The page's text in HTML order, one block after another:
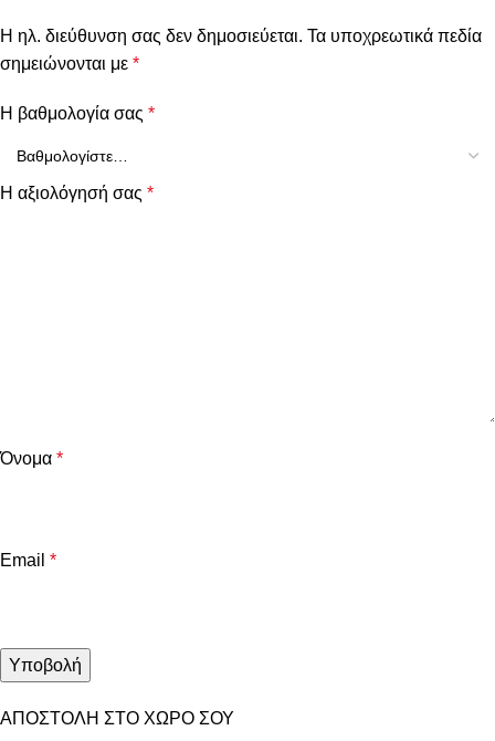
Η ηλ. διεύθυνση σας δεν δημοσιεύεται. Τα υποχρεωτικά πεδία
σημειώνονται με *
Η βαθμολογία σας *
Η αξιολόγησή σας *
Όνομα *
Email *
ΑΠΟΣΤΟΛΗ ΣΤΟ ΧΩΡΟ ΣΟΥ